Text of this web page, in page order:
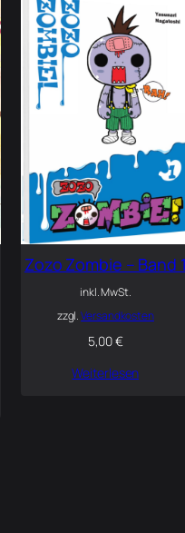
Zozo Zombie – Band 1
inkl. MwSt.
zzgl.Versandkosten
5,00€
Weiterlesen